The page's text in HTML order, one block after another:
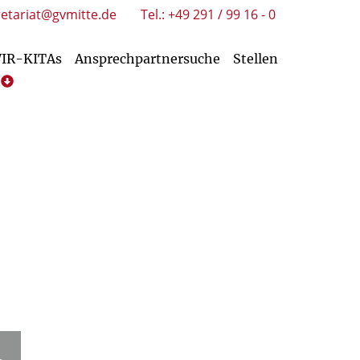
KITAs Ansprechpartnersuche Stellen
Tel.: +49 291 / 99 16 - 0